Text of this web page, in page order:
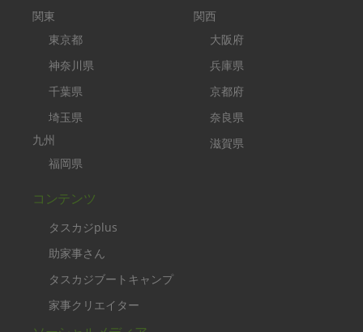
関東
東京都
神奈川県
千葉県
埼玉県
九州
福岡県
関西
大阪府
兵庫県
京都府
奈良県
滋賀県
コンテンツ
タスカジplus
助家事さん
タスカジブートキャンプ
家事クリエイター